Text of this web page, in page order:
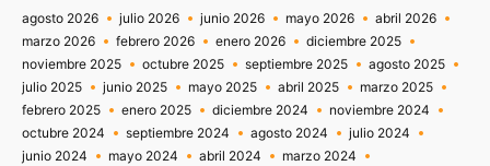
agosto 2026 julio 2026 junio 2026 mayo 2026
abril 2026
marzo 2026
febrero 2026 enero 2026
diciembre 2025
noviembre 2025
octubre 2025 septiembre 2025
agosto 2025
julio 2025
junio 2025 mayo 2025 abril 2025
marzo 2025
febrero 2025
enero 2025 diciembre 2024
noviembre 2024
octubre 2024
septiembre 2024 agosto 2024
julio 2024
junio 2024
mayo 2024 abril 2024
marzo 2024